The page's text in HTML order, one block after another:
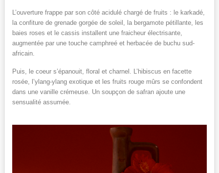
L’ouverture frappe par son côté acidulé chargé de fruits : le karkadé,
la confiture de grenade gorgée de soleil, la bergamote pétillante, les
baies roses et le cassis installent une fraicheur électrisante,
augmentée par une touche camphreé et herbacée de buchu sud-
africain.
Puis, le coeur s’épanouit, floral et charnel. L’hibiscus en facette
rosée, l’ylang-ylang exotique et les fruits rouge mûrs se confondent
dans une vanille crémeuse. Un soupçon de safran ajoute une
sensualité assumée.